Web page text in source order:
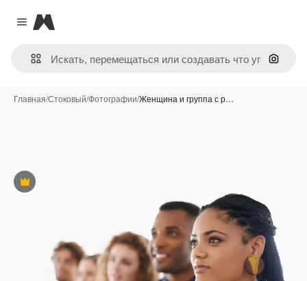
Close menu
Magnific
Поиск
Главная/Стоковый/Фотографии/Женщина и группа с р…
Премиум